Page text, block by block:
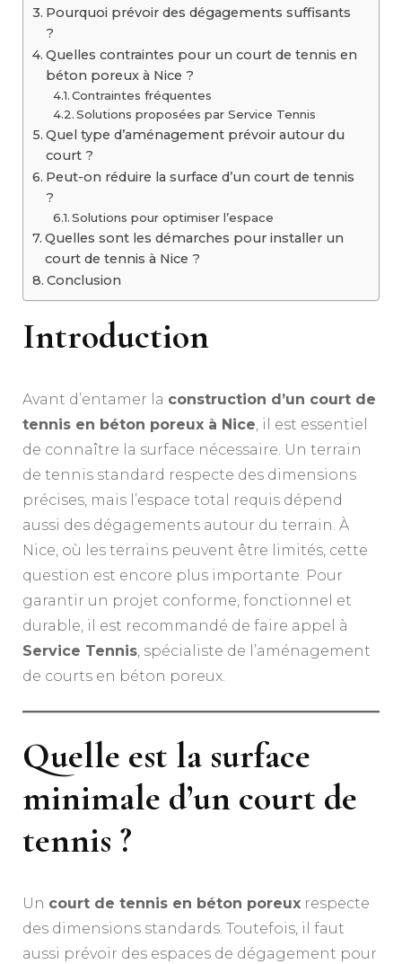
Pourquoi prévoir des dégagements suffisants
?
Quelles contraintes pour un court de tennis en
béton poreux à Nice ?
Contraintes fréquentes
Solutions proposées par Service Tennis
Quel type d’aménagement prévoir autour du
court ?
Peut-on réduire la surface d’un court de tennis
?
Solutions pour optimiser l’espace
Quelles sont les démarches pour installer un
court de tennis à Nice ?
Conclusion
Introduction
Avant d’entamer la construction d’un court de
tennis en béton poreux à Nice, il est essentiel
de connaître la surface nécessaire. Un terrain
de tennis standard respecte des dimensions
précises, mais l’espace total requis dépend
aussi des dégagements autour du terrain. À
Nice, où les terrains peuvent être limités, cette
question est encore plus importante. Pour
garantir un projet conforme, fonctionnel et
durable, il est recommandé de faire appel à
Service Tennis, spécialiste de l’aménagement
de courts en béton poreux.
Quelle est la surface
minimale d’un court de
tennis ?
Un court de tennis en béton poreux respecte
des dimensions standards. Toutefois, il faut
aussi prévoir des espaces de dégagement pour